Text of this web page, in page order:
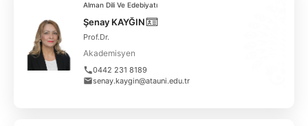
Alman Dili Ve Edebiyatı
Şenay KAYĞIN
Prof.Dr.
Akademisyen
0442 231 8189
senay.kaygin@atauni.edu.tr